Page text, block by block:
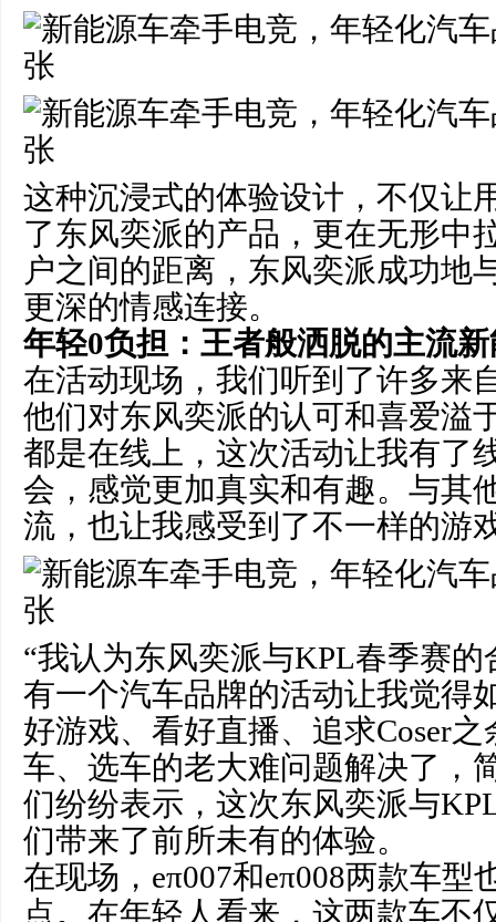
这种沉浸式的体验设计，不仅让
了东风奕派的产品，更在无形中
户之间的距离，东风奕派成功地
更深的情感连接。
年轻0负担：王者般洒脱的主流
在活动现场，我们听到了许多来
他们对东风奕派的认可和喜爱溢
都是在线上，这次活动让我有了
会，感觉更加真实和有趣。与其
流，也让我感受到了不一样的游
“我认为东风奕派与KPL春季赛
有一个汽车品牌的活动让我觉得
好游戏、看好直播、追求Coser
车、选车的老大难问题解决了，
们纷纷表示，这次东风奕派与
们带来了前所未有的体验。
在现场，eπ007和eπ008两款车型
点。在年轻人看来，这两款车不